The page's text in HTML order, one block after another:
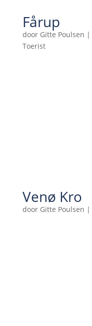
Fårup
door Gitte Poulsen |
Toerist
Venø Kro
door Gitte Poulsen |